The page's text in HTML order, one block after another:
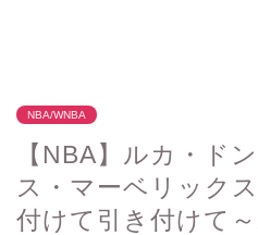
NBA/WNBA
【NBA】ルカ・ド
ス・マーベリック
付けて引き付けて～